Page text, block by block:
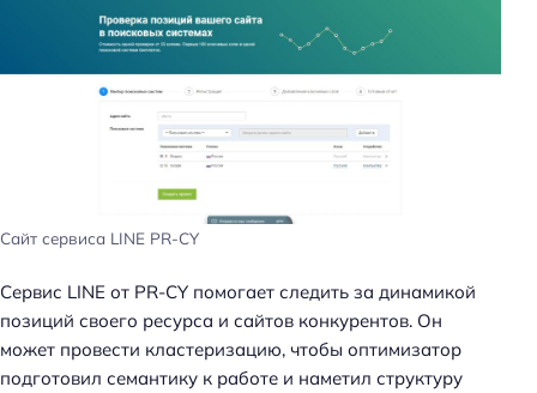
Сайт сервиса LINE PR-CY
Сервис LINE от PR-CY помогает следить за динамикой
позиций своего ресурса и сайтов конкурентов. Он
может провести кластеризацию, чтобы оптимизатор
подготовил семантику к работе и наметил структуру